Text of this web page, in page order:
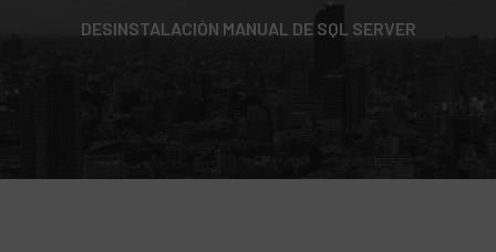
DESINSTALACIÓN MANUAL DE SQL SERVER